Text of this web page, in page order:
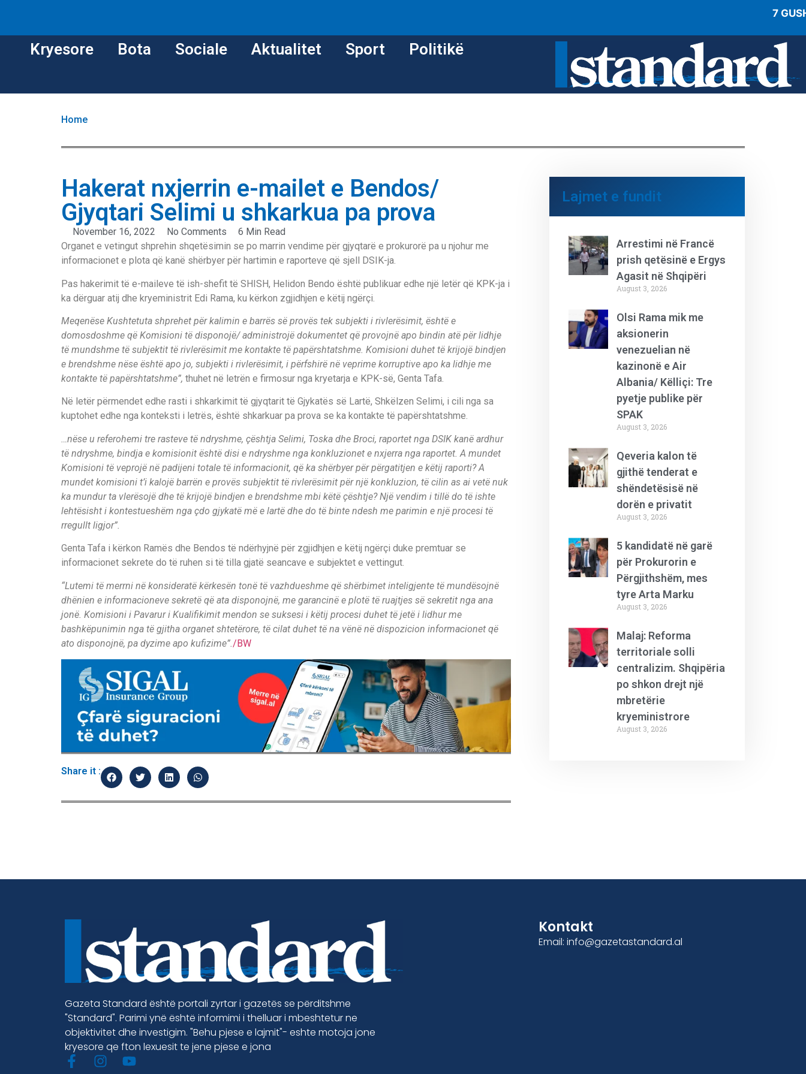
7
Kryesore Bota Sociale Aktualitet Sport Politikë
Home
Hakerat nxjerrin e-mailet e Bendos/
Gjyqtari Selimi u shkarkua pa prova
November 16, 2022 No Comments
6 Min Read
Organet e vetingut shprehin shqetësimin se po marrin vendime për gjyqtarë e prokurorë pa u njohur me
informacionet e plota që kanë shërbyer për hartimin e raporteve që sjell DSIK-ja.
Pas hakerimit të e-maileve të ish-shefit të SHISH, Helidon Bendo është publikuar edhe një letër që KPK-ja i
ka dërguar atij dhe kryeministrit Edi Rama, ku kërkon zgjidhjen e këtij ngërçi.
Meqenëse Kushtetuta shprehet për kalimin e barrës së provës tek subjekti i rivlerësimit, është e
domosdoshme që Komisioni të disponojë/ administrojë dokumentet që provojnë apo bindin atë për lidhje
të mundshme të subjektit të rivlerësimit me kontakte të papërshtatshme. Komisioni duhet të krijojë bindjen
e brendshme nëse është apo jo, subjekti i rivlerësimit, i përfshirë në veprime korruptive apo ka lidhje me
kontakte të papërshtatshme”, thuhet në letrën e firmosur nga kryetarja e KPK-së, Genta Tafa.
Në letër përmendet edhe rasti i shkarkimit të gjyqtarit të Gjykatës së Lartë, Shkëlzen Selimi, i cili nga sa
kuptohet edhe nga konteksti i letrës, është shkarkuar pa prova se ka kontakte të papërshtatshme.
…nëse u referohemi tre rasteve të ndryshme, çështja Selimi, Toska dhe Broci, raportet nga DSIK kanë ardhur
të ndryshme, bindja e komisionit është disi e ndryshme nga konkluzionet e nxjerra nga raportet. A mundet
Komisioni të veprojë në padijeni totale të informacionit, që ka shërbyer për përgatitjen e këtij raporti? A
mundet komisioni t’i kalojë barrën e provës subjektit të rivlerësimit për një konkluzion, të cilin as ai vetë nuk
ka mundur ta vlerësojë dhe të krijojë bindjen e brendshme mbi këtë çështje? Një vendim i tillë do të ishte
lehtësisht i kontestueshëm nga çdo gjykatë më e lartë dhe do të binte ndesh me parimin e një procesi të
rregullt ligjor”.
Genta Tafa i kërkon Ramës dhe Bendos të ndërhyjnë për zgjidhjen e këtij ngërçi duke premtuar se
informacionet sekrete do të ruhen si të tilla gjatë seancave e subjektet e vettingut.
“Lutemi të merrni në konsideratë kërkesën tonë të vazhdueshme që shërbimet inteligjente të mundësojnë
dhënien e informacioneve sekretë që ata disponojnë, me garancinë e plotë të ruajtjes së sekretit nga ana
jonë. Komisioni i Pavarur i Kualifikimit mendon se suksesi i këtij procesi duhet të jetë i lidhur me
bashkëpunimin nga të gjitha organet shtetërore, të cilat duhet të na vënë në dispozicion informacionet që
ato disponojnë, pa dyzime apo kufizime”. /BW
Share it :
Lajmet e fundit
Arrestimi në Francë
prish qetësinë e Ergys
Agasit në Shqipëri
August 3, 2026
Olsi Rama mik me
aksionerin
venezuelian në
kazinonë e Air
Albania/ Këlliçi: Tre
pyetje publike për
SPAK
August 3, 2026
Qeveria kalon të
gjithë tenderat e
shëndetësisë në
dorën e privatit
August 3, 2026
5 kandidatë në garë
për Prokurorin e
Përgjithshëm, mes
tyre Arta Marku
August 3, 2026
Malaj: Reforma
territoriale solli
centralizim. Shqipëria
po shkon drejt një
mbretërie
kryeministrore
August 3, 2026
Gazeta Standard është portali zyrtar i gazetës se përditshme
"Standard". Parimi ynë është informimi i thelluar i mbeshtetur ne
objektivitet dhe investigim. "Behu pjese e lajmit"- eshte motoja jone
kryesore qe fton lexuesit te jene pjese e jona
Kontakt
Email: info@gazetastandard.al